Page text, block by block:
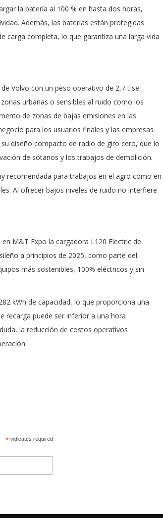
la batería al 100 % en hasta dos horas,
Además, las baterías están protegidas
carga completa, lo que garantiza una larga vida
Volvo con un peso operativo de 2,7 t se
urbanas o sensibles al ruido como los
de zonas de bajas emisiones en las
para los usuarios finales y las empresas
diseño compacto de radio de giro cero, que lo
de sótanos y los trabajos de demolición.
recomendada para trabajos en el agro como en
Al ofrecer bajos niveles de ruido no interfiere
M&T Expo la cargadora L120 Electric de
a principios de 2025, como parte del
más sostenibles, 100% eléctricos y sin
kWh de capacidad, lo que proporciona una
recarga puede ser inferior a una hora
la reducción de costos operativos
*indicates required